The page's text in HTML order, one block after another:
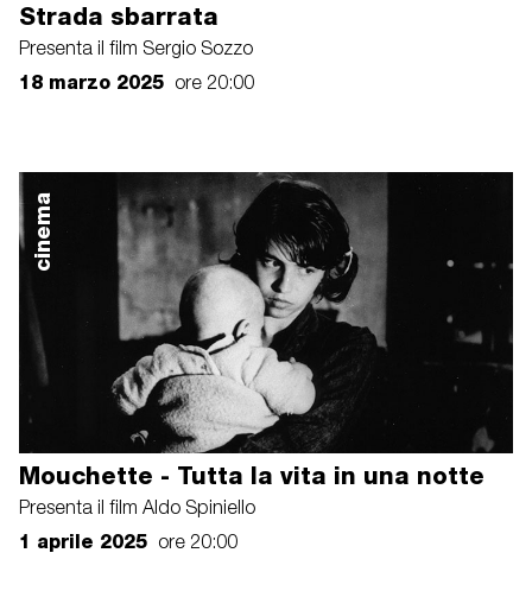
Strada sbarrata
Presenta il film Sergio Sozzo
18 marzo 2025 ore 20:00
cinema
Mouchette - Tutta la vita in una notte
Presenta il film Aldo Spiniello
1 aprile 2025 ore 20:00